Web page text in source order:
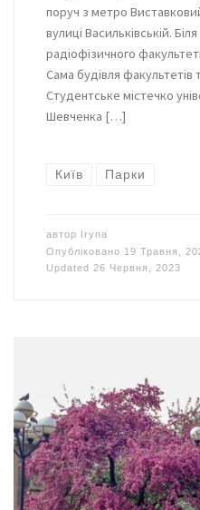
поруч з метро
вулиці Васильківській.
радіофізичного
Сама будівля факультетів
Студентське містечко
Шевченка […]
Київ Парки
автор Iryna
Опубліковано 19 Травня,
Updated 26 Червня, 2023